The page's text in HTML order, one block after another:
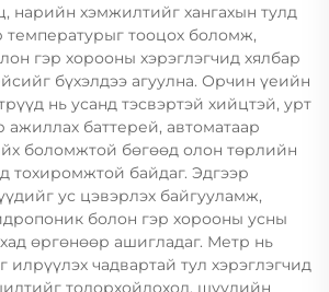
нарийн хэмжилтийг хангахын тулд
температурыг тооцох боломж,
гэр хорооны хэрэглэгчид хялбар
бүхэлдээ агуулна. Орчин үеийн
нь усанд тэсвэртэй хийцтэй, урт
ажиллах баттерей, автоматаар
боломжтой бөгөөд олон төрлийн
тохиромжтой байдаг. Эдгээр
ус цэвэрлэх байгууламж,
болон гэр хорооны усны
өргөнөөр ашигладаг. Метр нь
чадвартай тул хэрэглэгчид
тодорхойлоход, шүүлийн